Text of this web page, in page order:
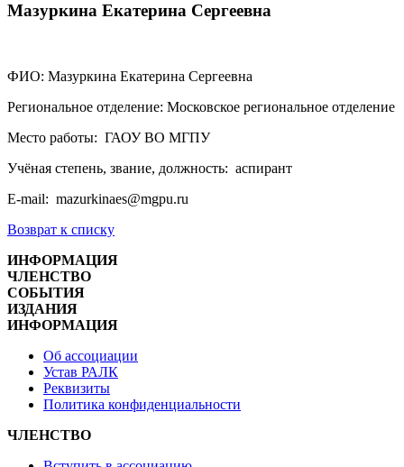
Мазуркина Екатерина Сергеевна
ФИО: Мазуркина Екатерина Сергеевна
Региональное отделение: Московское региональное отделение
Место работы: ГАОУ ВО МГПУ
Учёная степень, звание, должность: аспирант
E-mail: mazurkinaes@mgpu.ru
Возврат к списку
ИНФОРМАЦИЯ
ЧЛЕНСТВО
СОБЫТИЯ
ИЗДАНИЯ
ИНФОРМАЦИЯ
Об ассоциации
Устав РАЛК
Реквизиты
Политика конфиденциальности
ЧЛЕНСТВО